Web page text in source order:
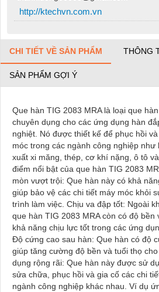
http://ktechvn.com.vn
CHI TIẾT VỀ SẢN PHẨM THÔNG
SẢN PHẨM GỢI Ý
Que hàn TIG 2083 MRA là loại que
chuyên dụng cho các ứng dụng hàn
nghiệt. Nó được thiết kế để phục hồi
móc trong các ngành công nghiệp như
xuất xi măng, thép, cơ khí nặng, ô tô
điểm nổi bật của que hàn TIG 2083
mòn vượt trội: Que hàn này có khả
giúp bảo vệ các chi tiết máy móc khỏi
trình làm việc. Chịu va đập tốt: Ngoài
que hàn TIG 2083 MRA còn có độ bền
khả năng chịu lực tốt trong các ứng
Độ cứng cao sau hàn: Que hàn có độ
giúp tăng cường độ bền và tuổi thọ
dụng rộng rãi: Que hàn này được sử
sửa chữa, phục hồi và gia cố các chi
ngành công nghiệp khác nhau. Ví dụ